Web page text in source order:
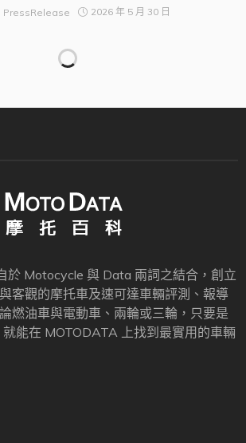
PressRelease 2026 年 5 月 30 日
官方新聞稿】Experience the MAX： 2026 年式
XMAX」新色登場
出「汽車安駕挑戰營」
PressRelease 2026 年 5 月 22 日
R15」熱血新色登場
PressRelease 2026 年 5 月 15 日
官方新聞稿】從賽道到街道：承襲TSR廠隊設計
彙， 「CYGNUS X」極鋒銀 新色上市